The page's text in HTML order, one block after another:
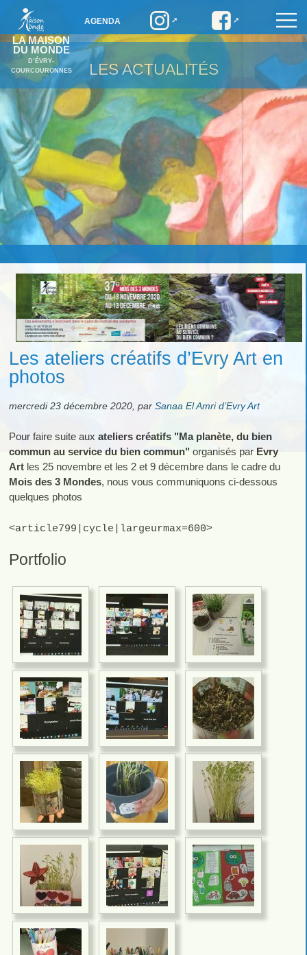
LA MAISON
DU MONDE
D’ÉVRY-
COURCOURONNES
AGENDA
LES ACTUALITÉS
Les ateliers créatifs d’Evry Art en
photos
mercredi 23 décembre 2020, par Sanaa El Amri d’Evry Art
Pour faire suite aux ateliers créatifs "Ma planète, du bien
commun au service du bien commun"organisés par Evry
Artles 25 novembre et les 2 et 9 décembre dans le cadre du
Mois des 3 Mondes, nous vous communiquons ci-dessous
quelques photos
<article799|cycle|largeurmax=600>
Portfolio